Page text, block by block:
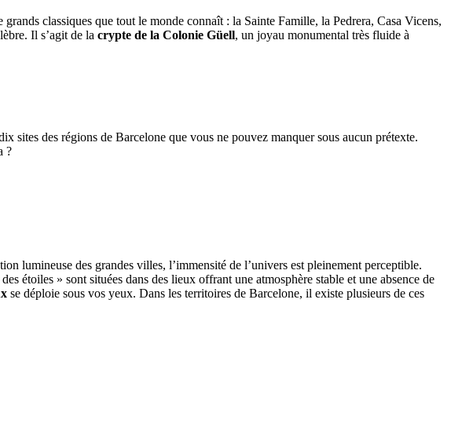
grands classiques que tout le monde connaît : la Sainte Famille, la Pedrera, Casa Vicens,
Il s’agit de la crypte de la Colonie Güell, un joyau monumental très fluide à
sites des régions de Barcelone que vous ne pouvez manquer sous aucun prétexte.
?
lumineuse des grandes villes, l’immensité de l’univers est pleinement perceptible.
étoiles » sont situées dans des lieux offrant une atmosphère stable et une absence de
se déploie sous vos yeux. Dans les territoires de Barcelone, il existe plusieurs de ces